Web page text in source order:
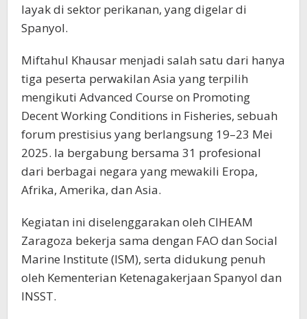
layak di sektor perikanan, yang digelar di
Spanyol.
Miftahul Khausar menjadi salah satu dari hanya
tiga peserta perwakilan Asia yang terpilih
mengikuti Advanced Course on Promoting
Decent Working Conditions in Fisheries, sebuah
forum prestisius yang berlangsung 19–23 Mei
2025. Ia bergabung bersama 31 profesional
dari berbagai negara yang mewakili Eropa,
Afrika, Amerika, dan Asia.
Kegiatan ini diselenggarakan oleh CIHEAM
Zaragoza bekerja sama dengan FAO dan Social
Marine Institute (ISM), serta didukung penuh
oleh Kementerian Ketenagakerjaan Spanyol dan
INSST.